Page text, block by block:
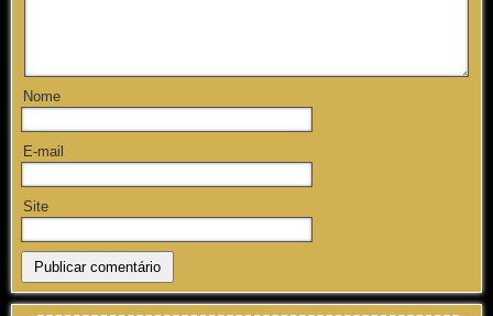
Nome
E-mail
Site